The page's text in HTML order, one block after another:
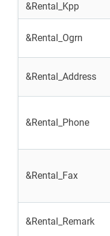
&Rental_Kpp
&Rental_Ogrn
&Rental_Address
&Rental_Phone
&Rental_Fax
&Rental_Remark